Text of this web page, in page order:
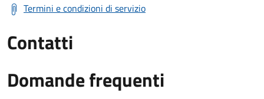
Termini e condizioni di servizio
Contatti
Domande frequenti